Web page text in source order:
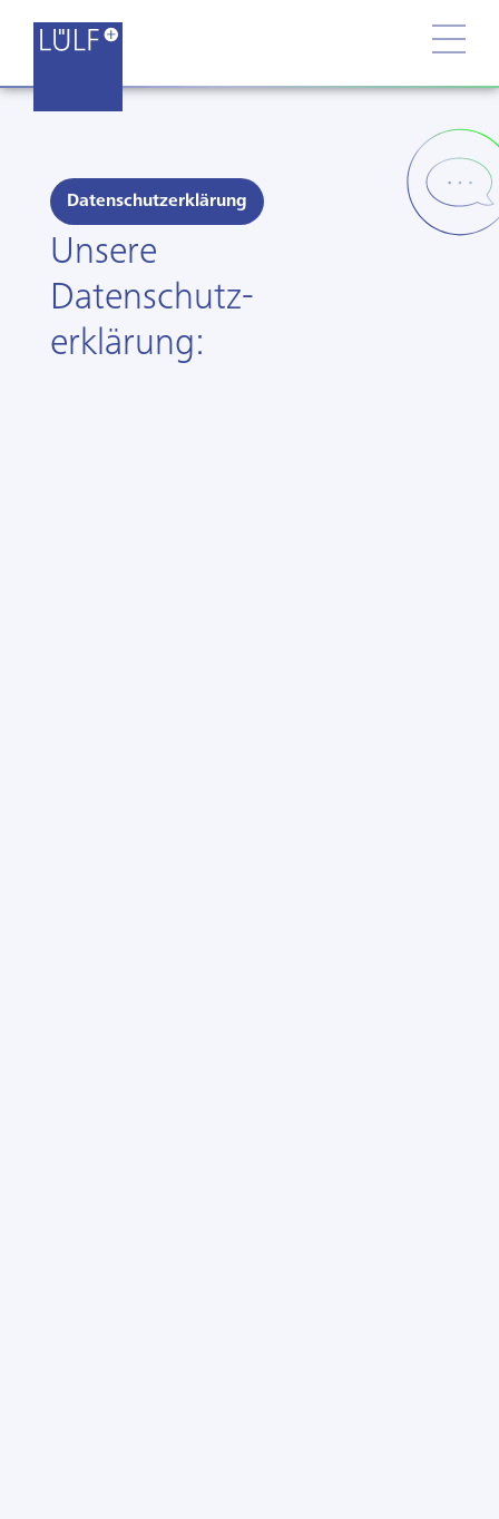
Datenschutzerklärung
Unsere
Datenschutz-
erklärung: